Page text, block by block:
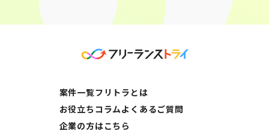
案件一覧フリトラとは
お役立ちコラムよくあるご質問
企業の方はこちら